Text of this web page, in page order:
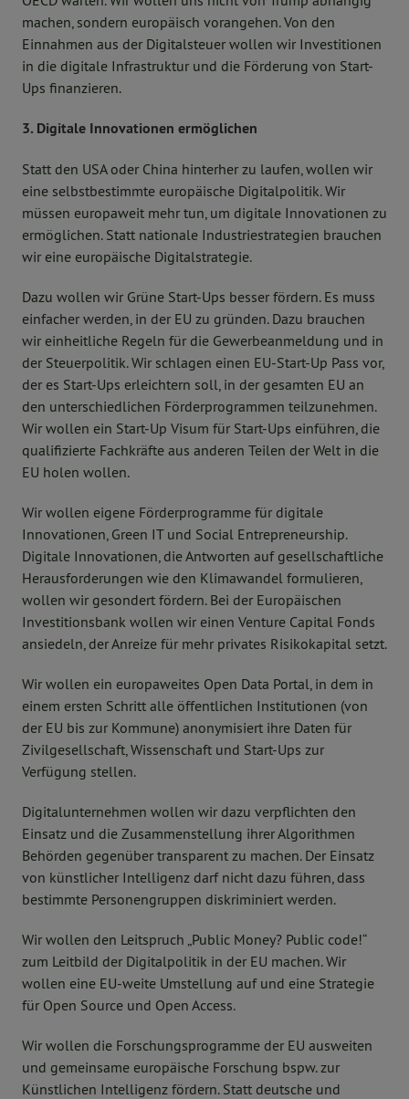
machen, sondern europäisch vorangehen. Von den
Einnahmen aus der Digitalsteuer wollen wir Investitionen
in die digitale Infrastruktur und die Förderung von Start-
Ups finanzieren.
3. Digitale Innovationen ermöglichen
Statt den USA oder China hinterher zu laufen, wollen wir
eine selbstbestimmte europäische Digitalpolitik. Wir
müssen europaweit mehr tun, um digitale Innovationen zu
ermöglichen. Statt nationale Industriestrategien brauchen
wir eine europäische Digitalstrategie.
Dazu wollen wir Grüne Start-Ups besser fördern. Es muss
einfacher werden, in der EU zu gründen. Dazu brauchen
wir einheitliche Regeln für die Gewerbeanmeldung und in
der Steuerpolitik. Wir schlagen einen EU-Start-Up Pass vor,
der es Start-Ups erleichtern soll, in der gesamten EU an
den unterschiedlichen Förderprogrammen teilzunehmen.
Wir wollen ein Start-Up Visum für Start-Ups einführen, die
qualifizierte Fachkräfte aus anderen Teilen der Welt in die
EU holen wollen.
Wir wollen eigene Förderprogramme für digitale
Innovationen, Green IT und Social Entrepreneurship.
Digitale Innovationen, die Antworten auf gesellschaftliche
Herausforderungen wie den Klimawandel formulieren,
wollen wir gesondert fördern. Bei der Europäischen
Investitionsbank wollen wir einen Venture Capital Fonds
ansiedeln, der Anreize für mehr privates Risikokapital setzt.
Wir wollen ein europaweites Open Data Portal, in dem in
einem ersten Schritt alle öffentlichen Institutionen (von
der EU bis zur Kommune) anonymisiert ihre Daten für
Zivilgesellschaft, Wissenschaft und Start-Ups zur
Verfügung stellen.
Digitalunternehmen wollen wir dazu verpflichten den
Einsatz und die Zusammenstellung ihrer Algorithmen
Behörden gegenüber transparent zu machen. Der Einsatz
von künstlicher Intelligenz darf nicht dazu führen, dass
bestimmte Personengruppen diskriminiert werden.
Wir wollen den Leitspruch „Public Money? Public code!“
zum Leitbild der Digitalpolitik in der EU machen. Wir
wollen eine EU-weite Umstellung auf und eine Strategie
für Open Source und Open Access.
Wir wollen die Forschungsprogramme der EU ausweiten
und gemeinsame europäische Forschung bspw. zur
Künstlichen Intelligenz fördern. Statt deutsche und